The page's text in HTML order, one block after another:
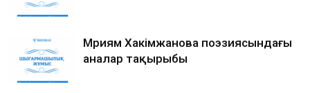
Мәриям Хакімжанова поэзиясындағы
аналар тақырыбы